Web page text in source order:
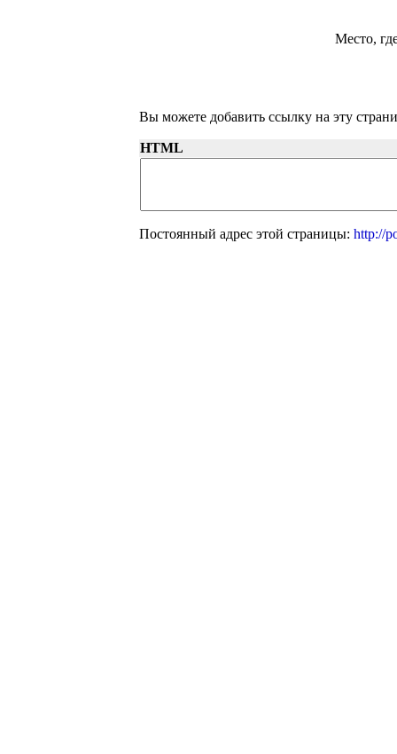
Место,
Вы можете добавить ссылку на эту
HTML
Постоянный адрес этой страницы: http://